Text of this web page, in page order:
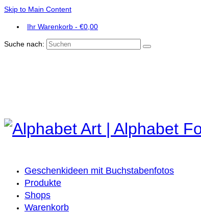
Skip to Main Content
Ihr Warenkorb - €0,00
Suche nach:
Geschenkideen mit Buchstabenfotos
Produkte
Shops
Warenkorb